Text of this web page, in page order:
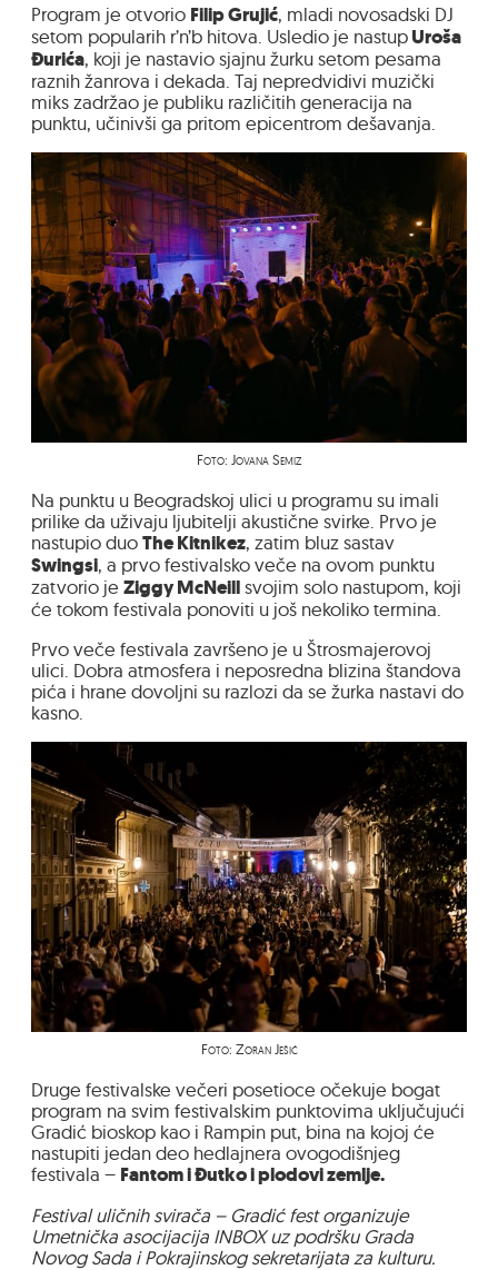
Program je otvorio Filip Grujić, mladi novosadski DJ
setom popularih r’n’b hitova. Usledio je nastupUroša
Đurića, koji je nastavio sjajnu žurku setom pesama
raznih žanrova i dekada. Taj nepredvidivi muzički
miks zadržao je publiku različitih generacija na
punktu, učinivši ga pritom epicentrom dešavanja.
Foto: Jovana Semiz
Na punktu u Beogradskoj ulici u programu su imali
prilike da uživaju ljubitelji akustične svirke. Prvo je
nastupio duoThe Kitnikez, zatim bluz sastav
Swingsi, a prvo festivalsko veče na ovom punktu
zatvorio je Ziggy McNeillsvojim solo nastupom, koji
će tokom festivala ponoviti u još nekoliko termina.
Prvo veče festivala završeno je u Štrosmajerovoj
ulici. Dobra atmosfera i neposredna blizina štandova
pića i hrane dovoljni su razlozi da se žurka nastavi do
kasno.
Foto: Zoran Ješić
Druge festivalske večeri posetioce očekuje bogat
program na svim festivalskim punktovima uključujući
Gradić bioskop kao i Rampin put, bina na kojoj će
nastupiti jedan deo hedlajnera ovogodišnjeg
festivala – Fantom i Đutko i plodovi zemlje.
Festival uličnih svirača – Gradić fest organizuje
Umetnička asocijacija INBOX uz podršku Grada
Novog Sada i Pokrajinskog sekretarijata za kulturu.